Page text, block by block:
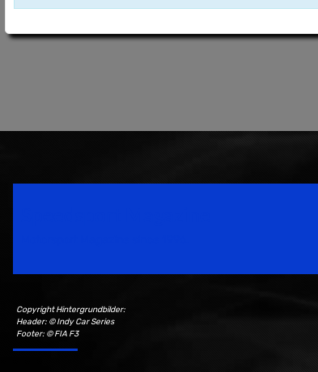
Copyright Hintergrundbilder:
Header: © Indy Car Series
Footer: © FIA F3